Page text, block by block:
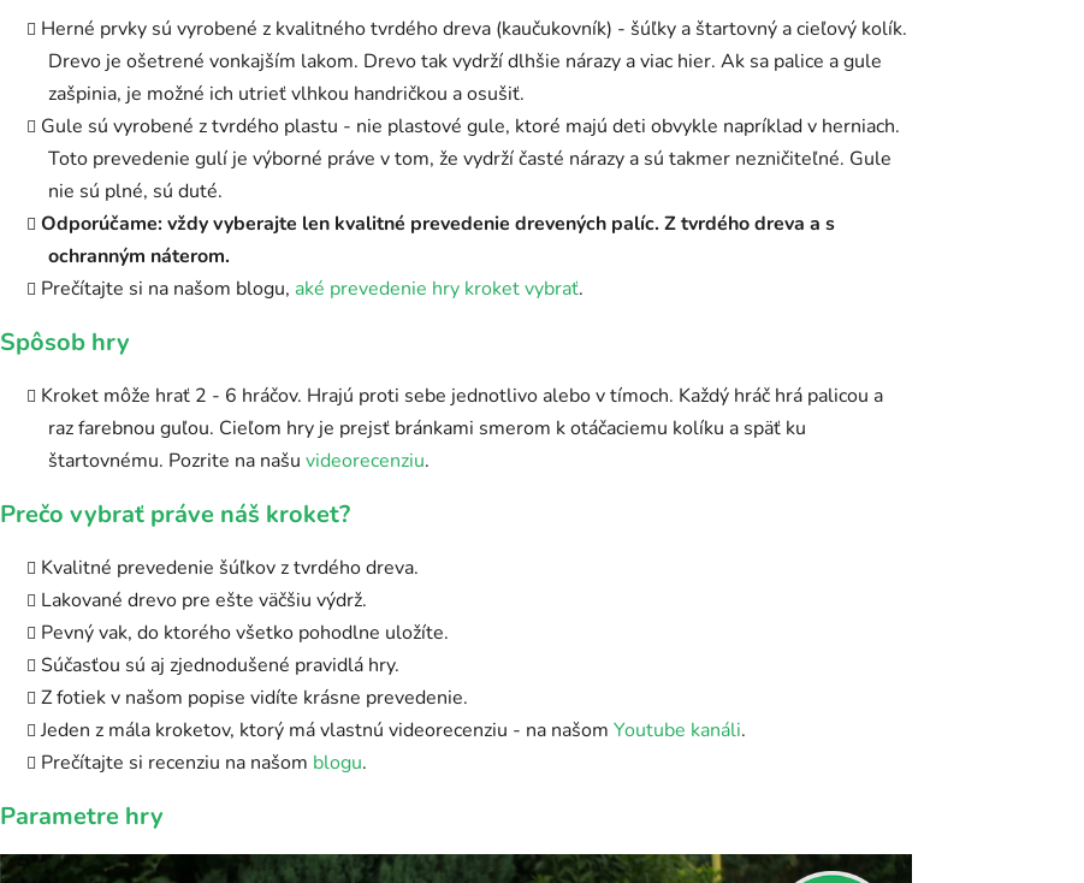
Herné prvky sú vyrobené z kvalitného tvrdého dreva (kaučukovník) - šúľky a štartovný a cieľový kolík.
Drevo je ošetrené vonkajším lakom. Drevo tak vydrží dlhšie nárazy a viac hier. Ak sa palice a gule
zašpinia, je možné ich utrieť vlhkou handričkou a osušiť.
Gule sú vyrobené z tvrdého plastu - nie plastové gule, ktoré majú deti obvykle napríklad v herniach.
Toto prevedenie gulí je výborné práve v tom, že vydrží časté nárazy a sú takmer nezničiteľné. Gule
nie sú plné, sú duté.
Odporúčame: vždy vyberajte len kvalitné prevedenie drevených palíc. Z tvrdého dreva a s
ochranným náterom.
Prečítajte si na našom blogu, aké prevedenie hry kroket vybrať.
Spôsob hry
Kroket môže hrať 2 - 6 hráčov. Hrajú proti sebe jednotlivo alebo v tímoch. Každý hráč hrá palicou a
raz farebnou guľou. Cieľom hry je prejsť bránkami smerom k otáčaciemu kolíku a späť ku
štartovnému. Pozrite na našu videorecenziu.
Prečo vybrať práve náš kroket?
Kvalitné prevedenie šúľkov z tvrdého dreva.
Lakované drevo pre ešte väčšiu výdrž.
Pevný vak, do ktorého všetko pohodlne uložíte.
Súčasťou sú aj zjednodušené pravidlá hry.
Z fotiek v našom popise vidíte krásne prevedenie.
Jeden z mála kroketov, ktorý má vlastnú videorecenziu - na našom Youtube kanáli.
Prečítajte si recenziu na našom blogu.
Parametre hry